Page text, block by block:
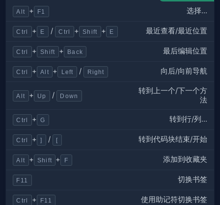
Alt + F1 选择...
Ctrl + E / Ctrl + Shift + E 最近查看/最近位置
Ctrl + Shift + Back 最后编辑位置
Ctrl + Alt + Left / Right 向后/向前导航
Alt + Up / Down
转到上一个/下一个方
法
Ctrl + G 转到行/列...
Ctrl + ] / [ 转到代码块结束/开始
Alt + Shift + F 添加到收藏夹
F11 切换书签
Ctrl + F11 使用助记符切换书签